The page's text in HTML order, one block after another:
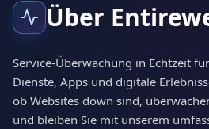
Über
Service-Überwachung in Echtzeit
Dienste, Apps und digitale
ob Websites down sind,
und bleiben Sie mit unserem